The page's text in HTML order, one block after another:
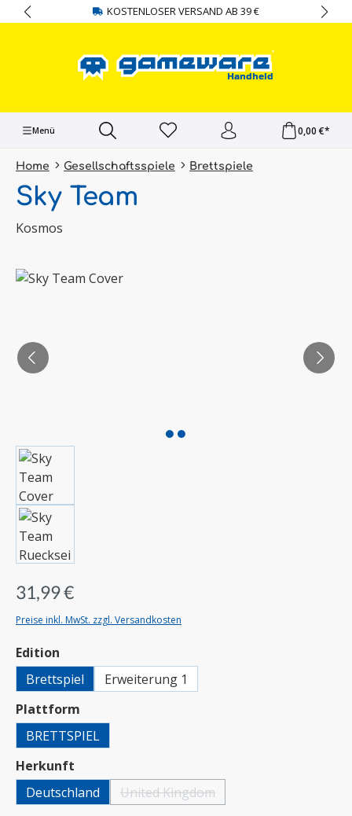
springen KOSTENLOSER VERSAND AB 39 €
Menü 0,00 €*
Home Gesellschaftsspiele Brettspiele
Sky Team
Kosmos
Bildergalerie überspringen
31,99 €
Preise inkl. MwSt. zzgl. Versandkosten
Edition
Brettspiel
Erweiterung 1
Plattform
BRETTSPIEL
Herkunft
Deutschland
United Kingdom(Diese Option ist zurzeit nicht verfügbar.)